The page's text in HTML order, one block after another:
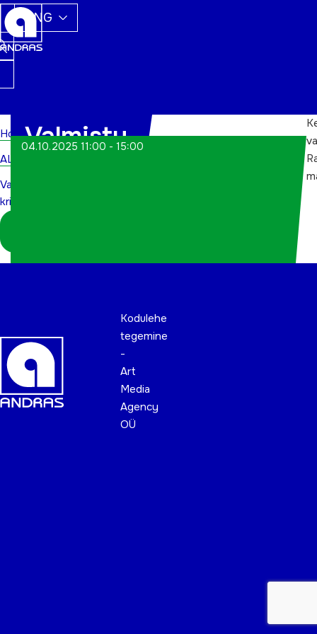
ENG
Home
ALWs
Valmistu
kriisiks
Valmistu
04.10.2025 11:00 - 15:00
Kodulehe
tegemine
-
Art
Media
Agency
OÜ